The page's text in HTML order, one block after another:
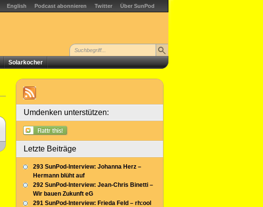
English Podcast abonnieren Twitter Über SunPod
Solarkocher
Umdenken unterstützen:
Letzte Beiträge
293 SunPod-Interview: Johanna Herz –
Hermann blüht auf
292 SunPod-Interview: Jean-Chris Binetti –
Wir bauen Zukunft eG
291 SunPod-Interview: Frieda Feld – rh:ool